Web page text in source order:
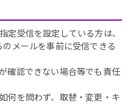
受信を設定している方は、
メールを事前に受信できる
確認できない場合等でも責任
何を問わず、取替・変更・キ